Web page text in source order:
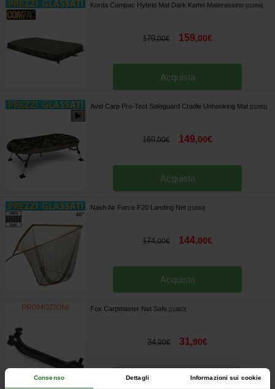
Consenso Dettagli Informazioni sui cookie
Korda Compac Hybrid Mat Dark Kamo Materassino 212859]
179,00€ 159,00€
Acquista
Avid Carp Pro-Tect Safeguard Cradle Unhooking Mat 212851]
169,00€ 149,00€
Acquista
Nash Air Force F20 Landing Net 212083]
174,00€ 144,00€
Acquista
Fox Carpmaster Net Safe 212823]
34,90€ 31,90€
Acquista